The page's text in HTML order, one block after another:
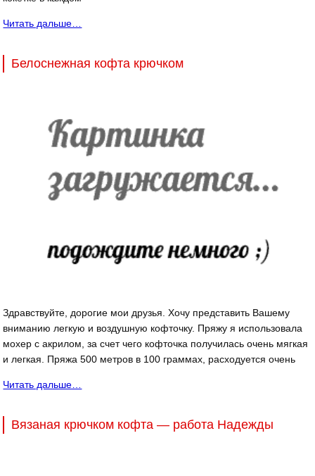
Читать дальше…
Белоснежная кофта крючком
Здравствуйте, дорогие мои друзья. Хочу представить Вашему
вниманию легкую и воздушную кофточку. Пряжу я использовала
мохер с акрилом, за счет чего кофточка получилась очень мягкая
и легкая. Пряжа 500 метров в 100 граммах, расходуется очень
Читать дальше…
Вязаная крючком кофта — работа Надежды